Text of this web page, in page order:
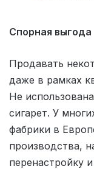
Спорная выгода
Продавать
даже в рамках
Не
сигарет. У
фабрики в
производства,
перенастройку